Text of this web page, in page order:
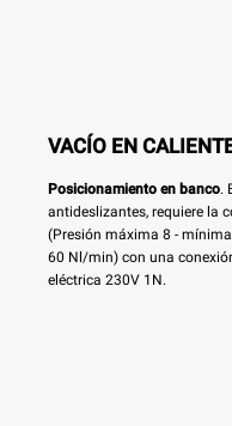
VACÍO EN
Posicionamiento en banco.
antideslizantes, requiere la
(Presión máxima 8 -
60 Nl/min) con una
eléctrica 230V 1N.